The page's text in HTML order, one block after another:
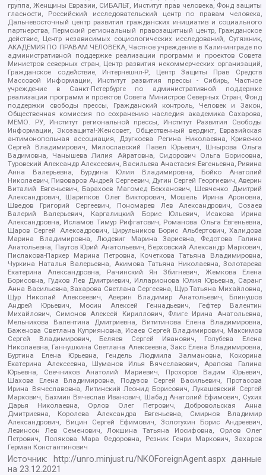
группа, Женщины Евразии, СИБАЛЬТ, Институт прав человека, Фонд защиты
гласности, Российский исследовательский центр по правам человека,
Дальневосточный центр развития гражданских инициатив и социального
партнерства, Пермский региональный правозащитный центр, Гражданское
действие, Центр независимых социологических исследований, Сутяжник,
АКАДЕМИЯ ПО ПРАВАМ ЧЕЛОВЕКА, Частное учреждение в Калининграде по
административной поддержке реализации программ и проектов Совета
Министров северных стран, Центр развития некоммерческих организаций,
Гражданское содействие, Интернешнл-Р, Центр Защиты Прав Средств
Массовой Информации, Институт развития прессы - Сибирь, Частное
учреждение в Санкт-Петербурге по административной поддержке
реализации программ и проектов Совета Министров Северных Стран, Фонд
поддержки свободы прессы, Гражданский контроль, Человек и Закон,
Общественная комиссия по сохранению наследия академика Сахарова,
МЕМО. РУ, Институт региональной прессы, Институт Развития Свободы
Информации, Экозащита!-Женсовет, Общественный вердикт, Евразийская
антимонопольная ассоциация, Дзугкоева Регина Николаевна, Кривенко
Сергей Владимирович, Милославский Павел Юрьевич, Шнырова Ольга
Вадимовна, Чанышева Лилия Айратовна, Сидорович Ольга Борисовна,
Туровский Александр Алексеевич, Васильева Анастасия Евгеньевна, Ривина
Анна Валерьевна, Бурдина Юлия Владимировна, Бойко Анатолий
Николаевич, Пивоваров Андрей Сергеевич, Дугин Сергей Георгиевич, Аверин
Виталий Евгеньевич, Барахоев Магомед Бекханович, Шевченко Дмитрий
Александрович, Шарипков Олег Викторович, Мошель Ирина Ароновна,
Шведов Григорий Сергеевич, Пономарев Лев Александрович, Созаев
Валерий Валерьевич, Каргалицкий Борис Юльевич, Исакова Ирина
Александровна, Исламов Тимур Рифгатович, Романова Ольга Евгеньевна,
Щаров Сергей Алексадрович, Цирульников Борис Альбертович, Халидова
Марина Владимировна, Людевиг Марина Зариевна, Федотова Галина
Анатольевна, Паутов Юрий Анатольевич, Верховский Александр Маркович,
Пислакова-Паркер Марина Петровна, Кочеткова Татьяна Владимировна,
Чуркина Наталья Валерьевна, Акимова Татьяна Николаевна, Золотарева
Екатерина Александровна, Рачинский Ян Збигневич, Жемкова Елена
Борисовна, Гудков Лев Дмитриевич, Илларионова Юлия Юрьевна, Саранг
Анна Васильевна, Захарова Светлана Сергеевна, Щур Татьяна Михайловна,
Щур Николай Алексеевич, Аверин Владимир Анатольевич, Блинушов
Андрей Юрьевич, Мосин Алексей Геннадьевич, Гефтер Валентин
Михайлович, Симонов Алексей Кириллович, Флиге Ирина Анатольевна,
Мельникова Валентина Дмитриевна, Вититинова Елена Владимировна,
Баженова Светлана Куприяновна, Исаев Сергей Владимирович, Максимов
Сергей Владимирович, Беляев Сергей Иванович, Голубева Елена
Николаевна, Ганнушкина Светлана Алексеевна, Закс Елена Владимировна,
Буртина Елена Юрьевна, Гендель Людмила Залмановна, Кокорина
Екатерина Алексеевна, Шуманов Илья Вячеславович, Арапова Галина
Юрьевна, Свечников Анатолий Мариевич, Прохоров Вадим Юрьевич,
Шахова Елена Владимировна, Подузов Сергей Васильевич, Протасова
Ирина Вячеславовна, Литинский Леонид Борисович, Лукашевский Сергей
Маркович, Бахмин Вячеслав Иванович, Шабад Анатолий Ефимович, Сухих
Дарья Николаевна, Орлов Олег Петрович, Добровольская Анна
Дмитриевна, Королева Александра Евгеньевна, Смирнов Владимир
Александрович, Вицин Сергей Ефимович, Золотухин Борис Андреевич,
Левинсон Лев Семенович, Локшина Татьяна Иосифовна, Орлов Олег
Петрович, Полякова Мара Федоровна, Резник Генри Маркович, Захаров
Герман Константинович
Источник: http://unro.minjust.ru/NKOForeignAgent.aspxданные
на23.12.2021